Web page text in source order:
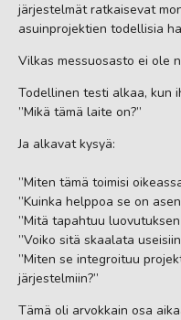
järjestelmät ratkaisevat
asuinprojektien todellisia
Vilkas messuosasto ei ole
Todellinen testi alkaa, kun
”Mikä tämä laite on?”
Ja alkavat kysyä:
”Miten tämä toimisi
”Kuinka helppoa se on
”Mitä tapahtuu
”Voiko sitä skaalata
”Miten se integroituu
järjestelmiin?”
Tämä oli arvokkain osa